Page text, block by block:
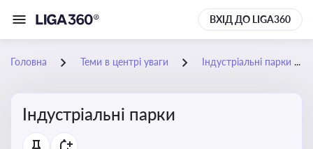
ВХІД ДО LIGA360
Головна Теми в центрі уваги Індустріальні парки
Індустріальні парки